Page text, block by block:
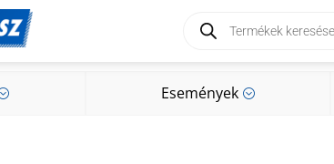
search
Események ;
Események